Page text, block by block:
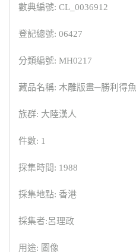
數典編號: CL_0036912
登記總號: 06427
分類編號: MH0217
藏品名稱: 木雕版畫─勝利得魚
族群: 大陸漢人
件數: 1
採集時間: 1988
採集地點: 香港
採集者:呂理政
用途: 圖像